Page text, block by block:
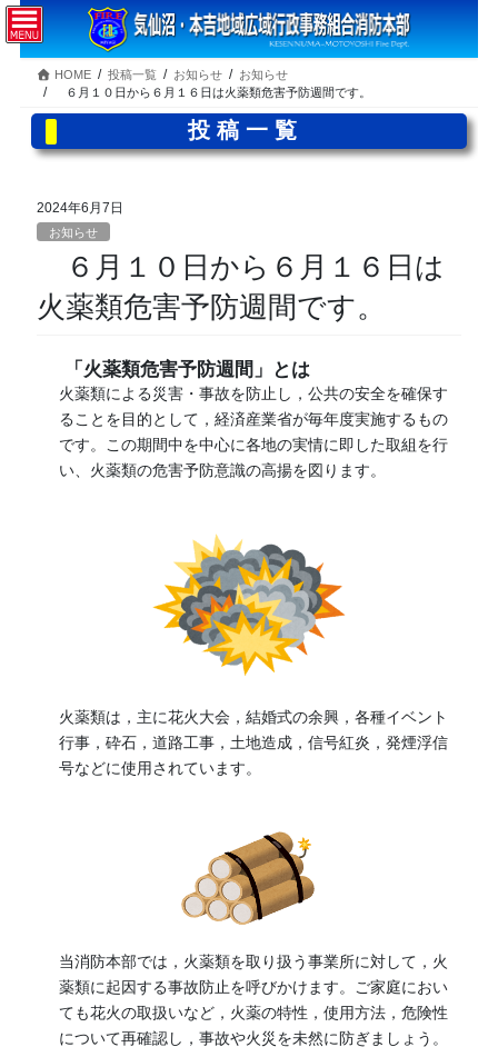
コ
ン
テ
ス
ナ
ビ
ゲ
ン
HOME 投稿一覧 お知らせ
お知らせ
６月１０日から６月１６日は火薬類危害予防週間です。
投稿一覧
2024年6月7日
お知らせ
６月１０日から６月１６日は
火薬類危害予防週間です。
「火薬類危害予防週間」とは
火薬類による災害・事故を防止し，公共の安全を確保す
ることを目的として，経済産業省が毎年度実施するもの
です。この期間中を中心に各地の実情に即した取組を行
い、火薬類の危害予防意識の高揚を図ります。
火薬類は，主に花火大会，結婚式の余興，各種イベント
行事，砕石，道路工事，土地造成，信号紅炎，発煙浮信
号などに使用されています。
当消防本部では，火薬類を取り扱う事業所に対して，火
薬類に起因する事故防止を呼びかけます。ご家庭におい
ても花火の取扱いなど，火薬の特性，使用方法，危険性
について再確認し，事故や火災を未然に防ぎましょう。